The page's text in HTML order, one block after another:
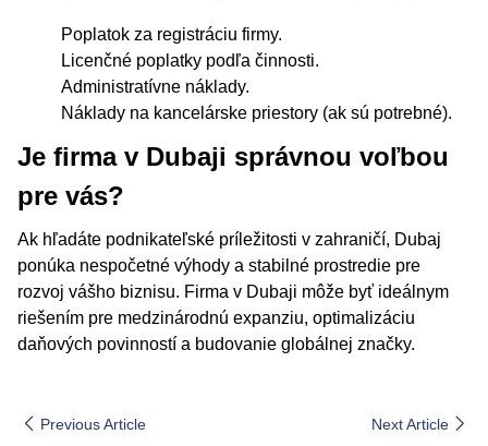
Poplatok za registráciu firmy.
Licenčné poplatky podľa činnosti.
Administratívne náklady.
Náklady na kancelárske priestory (ak sú potrebné).
Je firma v Dubaji správnou voľbou
pre vás?
Ak hľadáte podnikateľské príležitosti v zahraničí, Dubaj
ponúka nespočetné výhody a stabilné prostredie pre
rozvoj vášho biznisu. Firma v Dubaji môže byť ideálnym
riešením pre medzinárodnú expanziu, optimalizáciu
daňových povinností a budovanie globálnej značky.
Previous Article Next Article